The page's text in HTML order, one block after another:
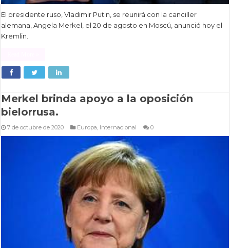
El presidente ruso, Vladimir Putin, se reunirá con la canciller
alemana, Angela Merkel, el 20 de agosto en Moscú, anunció hoy el
Kremlin.
Merkel brinda apoyo a la oposición
bielorrusa.
7 de octubre de 2020 Europa, Internacional 0